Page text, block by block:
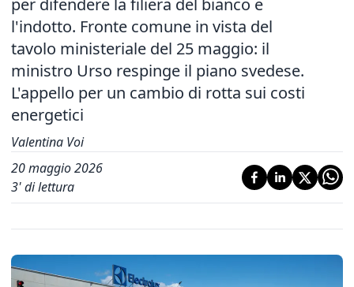
per difendere la filiera del bianco e
l'indotto. Fronte comune in vista del
tavolo ministeriale del 25 maggio: il
ministro Urso respinge il piano svedese.
L'appello per un cambio di rotta sui costi
energetici
Valentina Voi
20 maggio 2026
3' di lettura